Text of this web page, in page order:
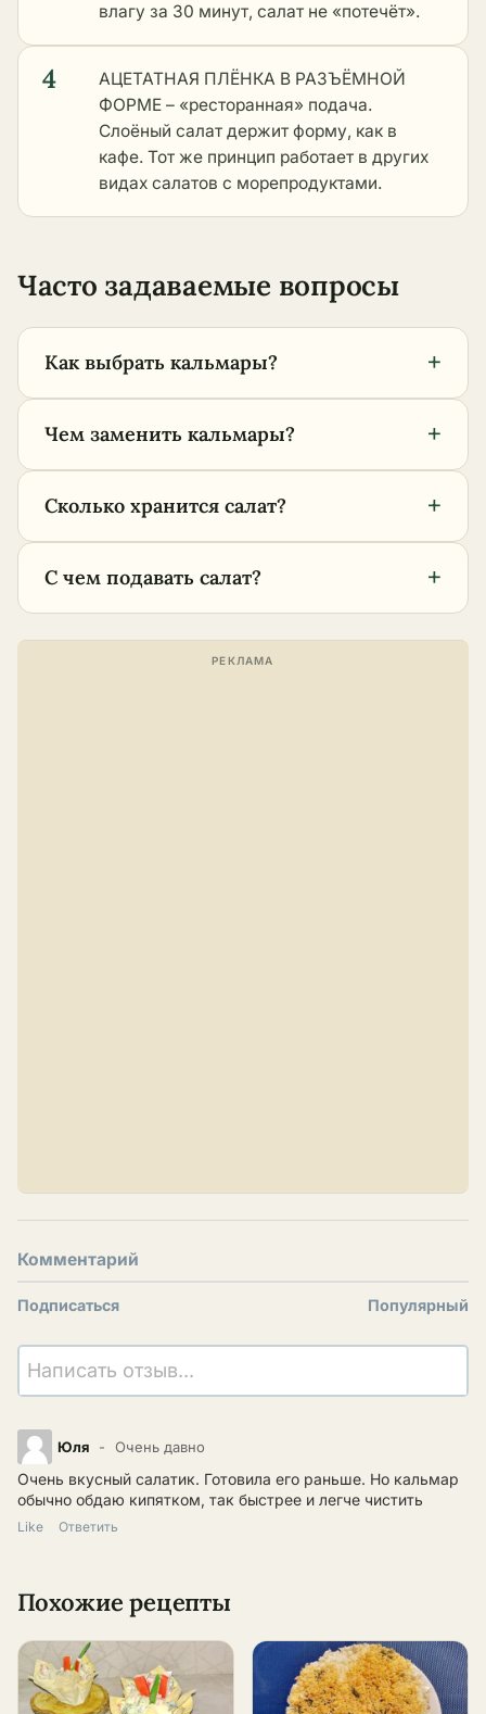
влагу за 30 минут, салат не «потечёт».
4
АЦЕТАТНАЯ ПЛЁНКА В РАЗЪЁМНОЙ
ФОРМЕ – «ресторанная» подача.
Слоёный салат держит форму, как в
кафе. Тот же принцип работает в других
видах салатов с морепродуктами.
Часто задаваемые вопросы
Как выбрать кальмары? +
Чем заменить кальмары? +
Сколько хранится салат? +
С чем подавать салат? +
Комментарий
Подписаться Популярный
Написать отзыв...
Юля Очень давно
Очень вкусный салатик. Готовила его раньше. Но кальмар
обычно обдаю кипятком, так быстрее и легче чистить
Like Ответить
Похожие рецепты